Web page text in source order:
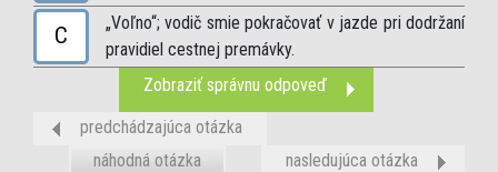
C
„Voľno“; vodič smie pokračovať v jazde pri dodržaní
pravidiel cestnej premávky.
Zobraziť správnu odpoveď
predchádzajúca otázka
nasledujúca otázka
náhodná otázka